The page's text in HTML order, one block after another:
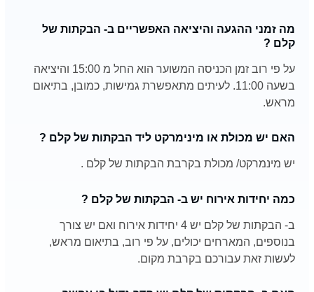
מה זמני ההגעה והיציאה האפשריים ב- הבקתות של
קלם ?
על פי רוב זמן הכניסה המשוער הוא החל מ 15:00 והיציאה
בשעה 11:00. לעיתים מתאפשרת גמישות, כמובן, בתיאום
מראש.
האם יש מכולת או מינימרקט ליד הבקתות של קלם ?
יש מינמרקט/ מכולת בקרבת הבקתות של קלם .
כמה יחידות אירוח יש ב- הבקתות של קלם ?
ב- הבקתות של קלם יש 4 יחידות אירוח ואם יש צורך
בנוספים, המארחים יכולים, על פי רוב, בתיאום מראש,
לעשות זאת עבורכם בקרבת מקום.